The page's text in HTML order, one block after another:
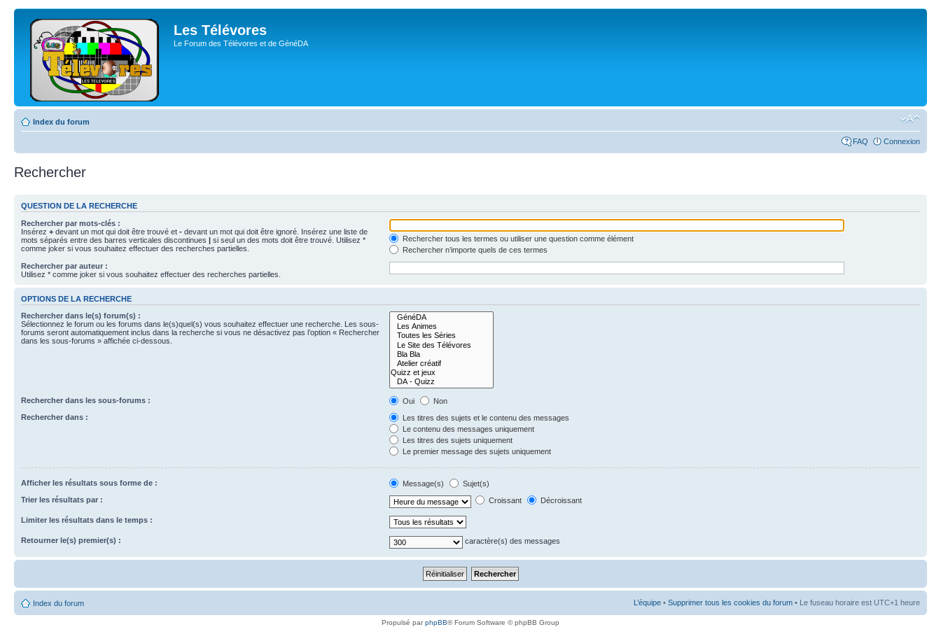
Les Télévores
Le Forum des Télévores et de GénéDA
Index du forum
FAQ Connexion
Rechercher
QUESTION DE LA RECHERCHE
Rechercher par mots-clés :
Insérez + devant un mot qui doit être trouvé et - devant un mot qui doit être ignoré. Insérez une liste de
mots séparés entre des barres verticales discontinues | si seul un des mots doit être trouvé. Utilisez *
comme joker si vous souhaitez effectuer des recherches partielles.
Rechercher tous les termes ou utiliser une question comme élément
Rechercher n’importe quels de ces termes
Rechercher par auteur :
Utilisez * comme joker si vous souhaitez effectuer des recherches partielles.
OPTIONS DE LA RECHERCHE
Rechercher dans le(s) forum(s) :
Sélectionnez le forum ou les forums dans le(s)quel(s) vous souhaitez effectuer une recherche. Les sous-
forums seront automatiquement inclus dans la recherche si vous ne désactivez pas l’option « Rechercher
dans les sous-forums » affichée ci-dessous.
Rechercher dans les sous-forums : Oui
Non
Rechercher dans :
Les titres des sujets et le contenu des messages
Le contenu des messages uniquement
Les titres des sujets uniquement
Le premier message des sujets uniquement
Afficher les résultats sous forme de : Message(s)
Sujet(s)
Trier les résultats par :
Croissant Décroissant
Limiter les résultats dans le temps :
Retourner le(s) premier(s) : caractère(s) des messages
Index du forum L’équipe • Supprimer tous les cookies du forum • Le fuseau horaire est UTC+1 heure
Propulsé parphpBB® Forum Software © phpBB Group